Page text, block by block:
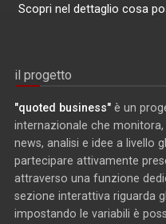
Scopri nel dettaglio cosa
il progetto
"quoted business" è un
internazionale che
news, analisi e idee a livello
partecipare attivamente
attraverso una funzione
sezione interattiva riguarda
impostando le variabili è